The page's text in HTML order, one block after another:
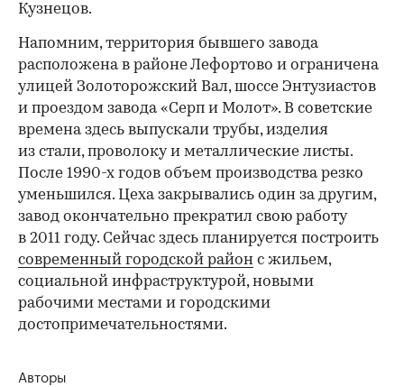
Кузнецов.
Напомним, территория бывшего завода
расположена в районе Лефортово и ограничена
улицей Золоторожский Вал, шоссе Энтузиастов
и проездом завода «Серп и Молот». В советские
времена здесь выпускали трубы, изделия
из стали, проволоку и металлические листы.
После 1990-х годов объем производства резко
уменьшился. Цеха закрывались один за другим,
завод окончательно прекратил свою работу
в 2011 году. Сейчас здесь планируется построить
современный городской район с жильем,
социальной инфраструктурой, новыми
рабочими местами и городскими
достопримечательностями.
Авторы